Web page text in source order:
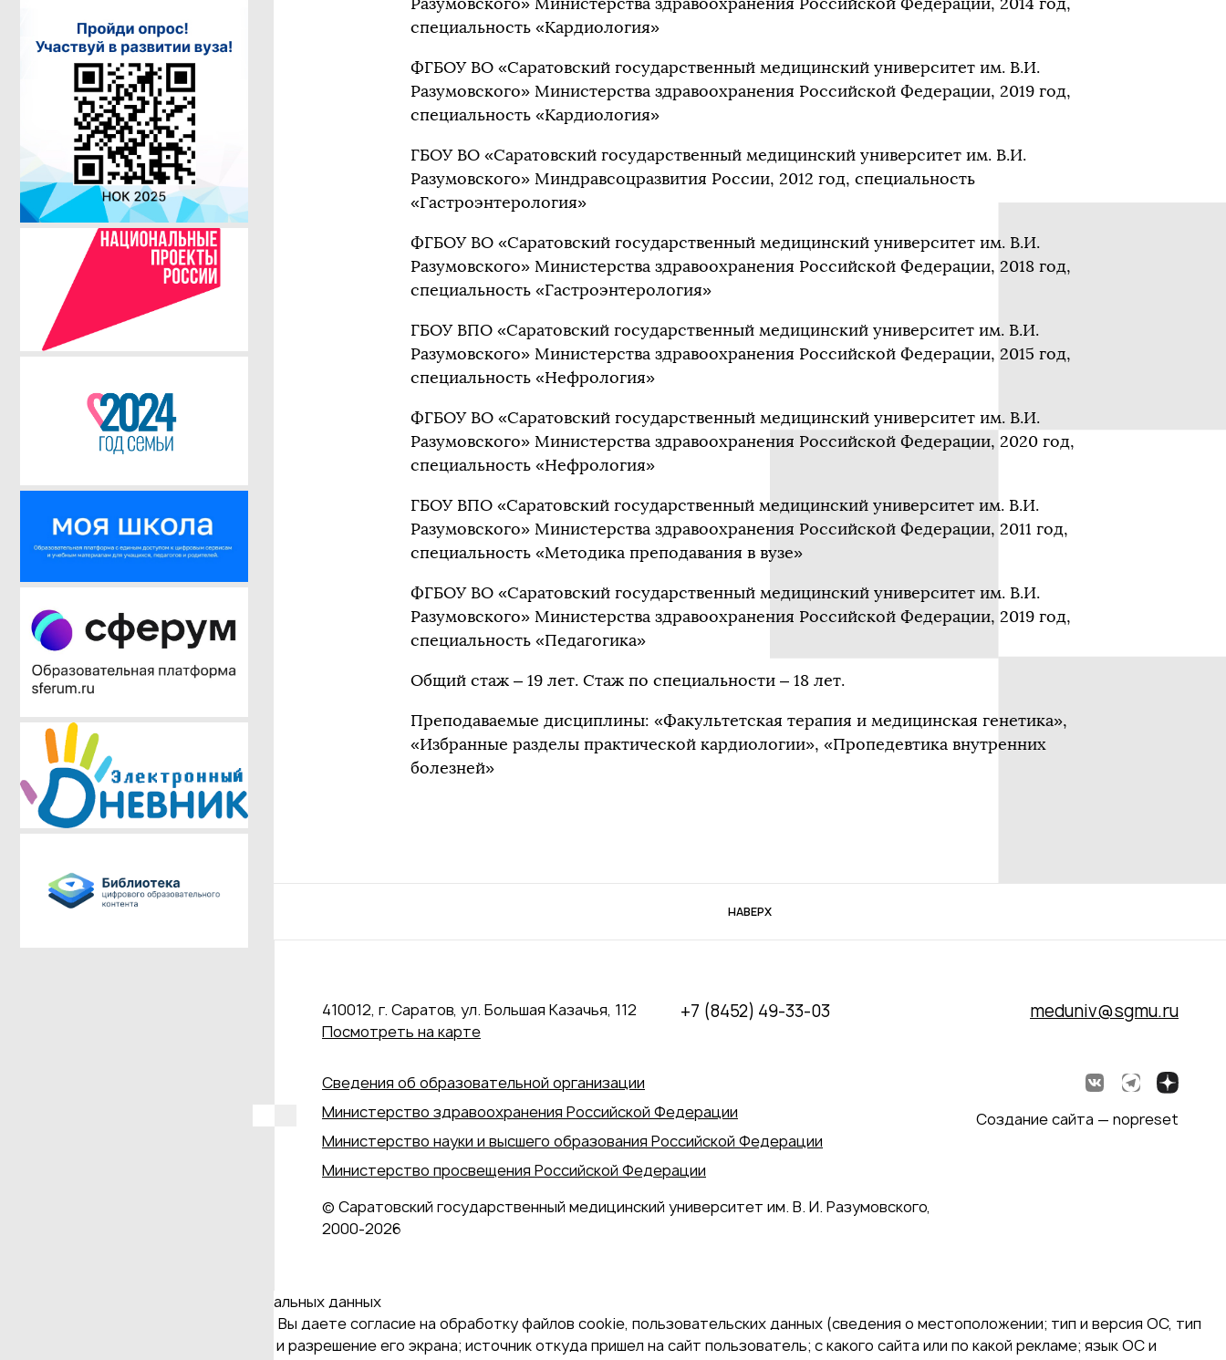
специальность «Кардиология»
ФГБОУ ВО «Саратовский государственный медицинский университет им. В.И.
Разумовского» Министерства здравоохранения Российской Федерации, 2019 год,
специальность «Кардиология»
ГБОУ ВО «Саратовский государственный медицинский университет им. В.И.
Разумовского» Миндравсоцразвития России, 2012 год, специальность
«Гастроэнтерология»
ФГБОУ ВО «Саратовский государственный медицинский университет им. В.И.
Разумовского» Министерства здравоохранения Российской Федерации, 2018 год,
специальность «Гастроэнтерология»
ГБОУ ВПО «Саратовский государственный медицинский университет им. В.И.
Разумовского» Министерства здравоохранения Российской Федерации, 2015 год,
специальность «Нефрология»
ФГБОУ ВО «Саратовский государственный медицинский университет им. В.И.
Разумовского» Министерства здравоохранения Российской Федерации, 2020 год,
специальность «Нефрология»
ГБОУ ВПО «Саратовский государственный медицинский университет им. В.И.
Разумовского» Министерства здравоохранения Российской Федерации, 2011 год,
специальность «Методика преподавания в вузе»
ФГБОУ ВО «Саратовский государственный медицинский университет им. В.И.
Разумовского» Министерства здравоохранения Российской Федерации, 2019 год,
специальность «Педагогика»
Общий стаж – 19 лет. Стаж по специальности – 18 лет.
Преподаваемые дисциплины: «Факультетская терапия и медицинская генетика»,
«Избранные разделы практической кардиологии», «Пропедевтика внутренних
болезней»
НАВЕРХ
410012, г. Саратов, ул. Большая Казачья, 112
Посмотреть на карте
+7 (8452) 49-33-03 meduniv@sgmu.ru
Сведения об образовательной организации
Министерство здравоохранения Российской Федерации
Министерство науки и высшего образования Российской Федерации
Министерство просвещения Российской Федерации
© Саратовский государственный медицинский университет им. В. И. Разумовского,
2000‑2026
Создание сайта — nopreset
Даю согласие на обработку персональных данных
Продолжая использовать наш сайт, Вы даете согласие на обработку файлов cookie, пользовательских данных (сведения о местоположении; тип и версия ОС, тип
и версия Браузера; тип устройства и разрешение его экрана; источник откуда пришел на сайт пользователь; с какого сайта или по какой рекламе; язык ОС и